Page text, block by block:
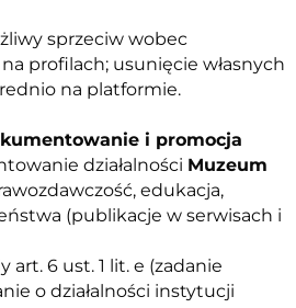
sprzeciw wobec
profilach; usunięcie własnych
na platformie.
i promocja
działalności Muzeum
edukacja,
(publikacje w serwisach i
art. 6 ust. 1 lit. e (zadanie
o działalności instytucji